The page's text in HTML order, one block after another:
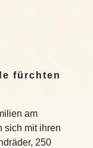
fürchten
am
sich mit ihren
250